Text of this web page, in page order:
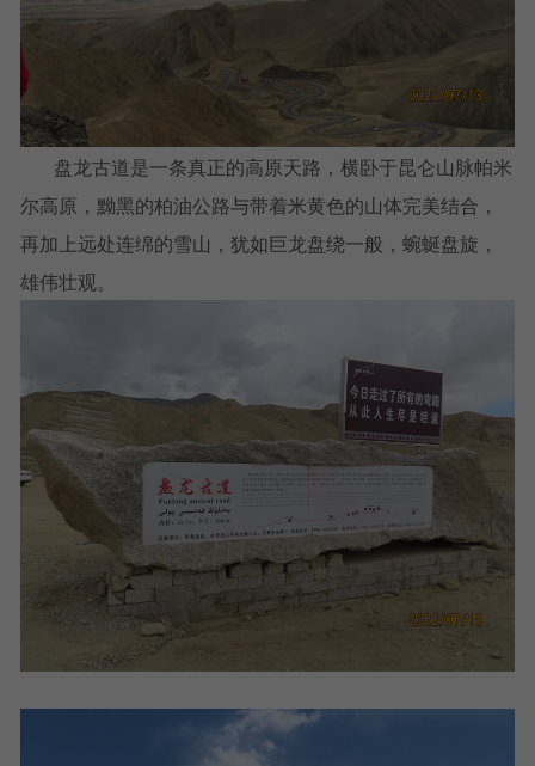
盘龙古道是一条真正的高原天路，横卧于昆仑山脉帕米
尔高原，黝黑的柏油公路与带着米黄色的山体完美结合，
再加上远处连绵的雪山，犹如巨龙盘绕一般，蜿蜒盘旋，
雄伟壮观。